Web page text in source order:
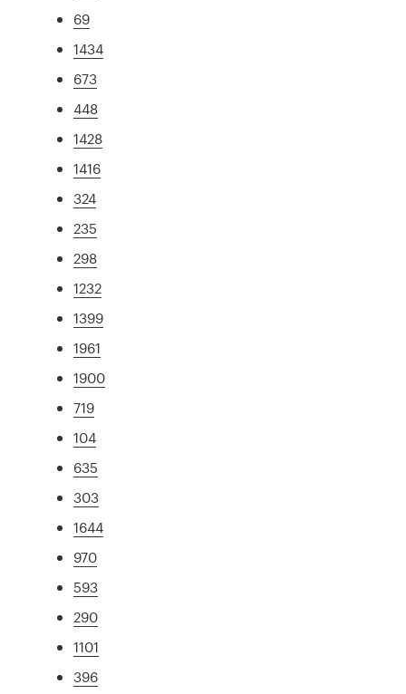
69
1434
673
448
1428
1416
324
235
298
1232
1399
1961
1900
719
104
635
303
1644
970
593
290
1101
396